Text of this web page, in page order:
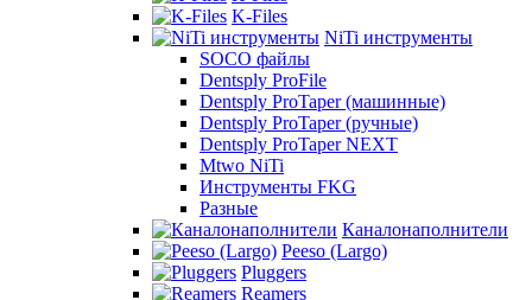
K-Files
NiTi инструменты
SOCO файлы
Dentsply ProFile
Dentsply ProTaper (машинные)
Dentsply ProTaper (ручные)
Dentsply ProTaper NEXT
Mtwo NiTi
Инструменты FKG
Разные
Каналонаполнители
Peeso (Largo)
Pluggers
Reamers